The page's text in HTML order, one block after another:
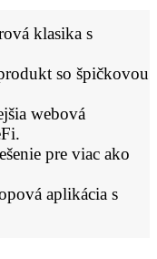
klasika s
so špičkovou
webová
pre viac ako
aplikácia s